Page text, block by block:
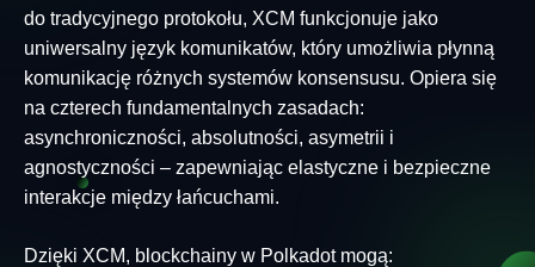
do tradycyjnego protokołu, XCM funkcjonuje jako
uniwersalny język komunikatów, który umożliwia płynną
komunikację różnych systemów konsensusu. Opiera się
na czterech fundamentalnych zasadach:
asynchroniczności, absolutności, asymetrii i
agnostyczności – zapewniając elastyczne i bezpieczne
interakcje między łańcuchami.
Dzięki XCM, blockchainy w Polkadot mogą: